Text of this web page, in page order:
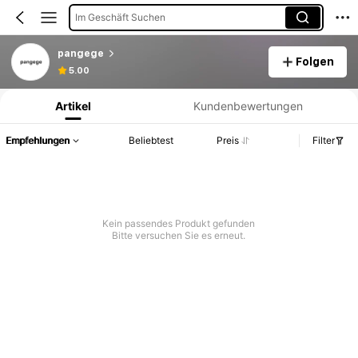
Im Geschäft Suchen
pangege
5.00
Folgen
Produktinformation: Preisangabe, Verkaufs- und Lagerbestandsdetails.
Artikel Kundenbewertungen
Empfehlungen Beliebtest Preis Filter
Kein passendes Produkt gefunden
Bitte versuchen Sie es erneut.